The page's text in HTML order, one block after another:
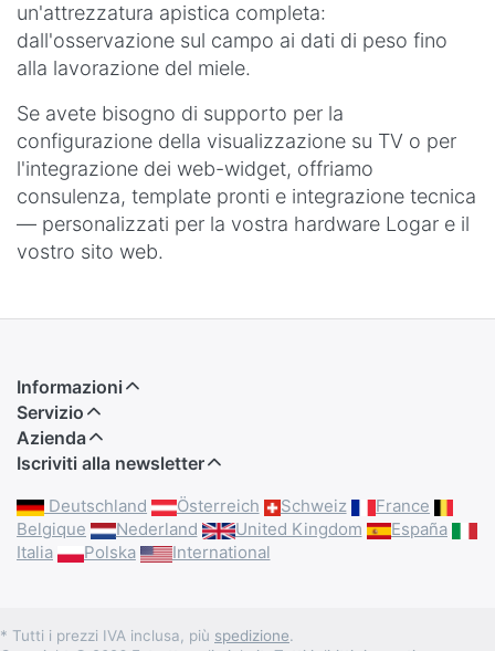
un'attrezzatura apistica completa:
dall'osservazione sul campo ai dati di peso fino
alla lavorazione del miele.
Se avete bisogno di supporto per la
configurazione della visualizzazione su TV o per
l'integrazione dei web-widget, offriamo
consulenza, template pronti e integrazione tecnica
— personalizzati per la vostra hardware Logar e il
vostro sito web.
Informazioni
Servizio
Azienda
Iscriviti alla newsletter
Deutschland Österreich Schweiz
France
Belgique
Nederland United Kingdom
España
Italia
Polska International
* Tutti i prezzi IVA inclusa, più spedizione.